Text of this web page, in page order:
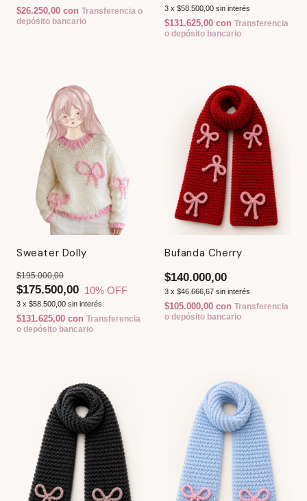
$26.250,00 con Transferencia o
depósito bancario
3 x $58.500,00 sin interés
$131.625,00 con Transferencia
o depósito bancario
Sweater Dolly
$175.500,00
$195.000,00
10% OFF
3 x $58.500,00 sin interés
$131.625,00 con Transferencia
o depósito bancario
Bufanda Cherry
$140.000,00
3 x $46.666,67 sin interés
$105.000,00 con Transferencia
o depósito bancario